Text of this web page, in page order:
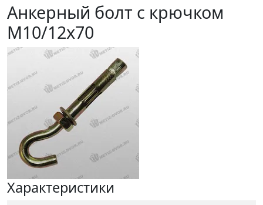
Анкерный болт с крючком
M10/12x70
Характеристики